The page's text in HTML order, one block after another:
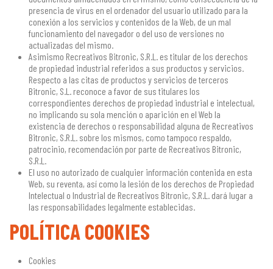
presencia de virus en el ordenador del usuario utilizado para la
conexión a los servicios y contenidos de la Web, de un mal
funcionamiento del navegador o del uso de versiones no
actualizadas del mismo.
Asimismo Recreativos Bitronic, S.R.L. es titular de los derechos
de propiedad industrial referidos a sus productos y servicios.
Respecto a las citas de productos y servicios de terceros
Bitronic, S.L. reconoce a favor de sus titulares los
correspondientes derechos de propiedad industrial e intelectual,
no implicando su sola mención o aparición en el Web la
existencia de derechos o responsabilidad alguna de Recreativos
Bitronic, S.R.L. sobre los mismos, como tampoco respaldo,
patrocinio, recomendación por parte de Recreativos Bitronic,
S.R.L.
El uso no autorizado de cualquier información contenida en esta
Web, su reventa, así como la lesión de los derechos de Propiedad
Intelectual o Industrial de Recreativos Bitronic, S.R.L. dará lugar a
las responsabilidades legalmente establecidas.
POLÍTICA COOKIES
Cookies